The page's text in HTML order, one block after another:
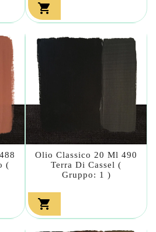

(
Olio Classico 20 Ml 490
Terra Di Cassel (
Gruppo: 1 )
